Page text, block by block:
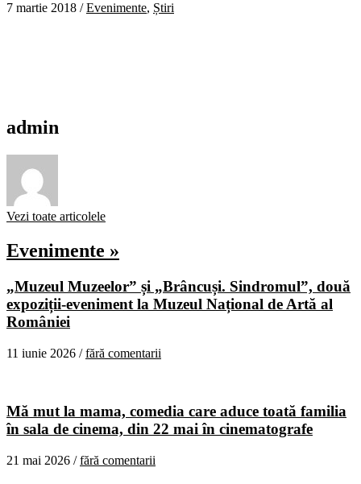
7 martie 2018 /Evenimente, Știri
admin
Vezi toate articolele
Evenimente »
„Muzeul Muzeelor” și „Brâncuși. Sindromul”, două
expoziții-eveniment la Muzeul Național de Artă al
României
11 iunie 2026 /fără comentarii
Mă mut la mama, comedia care aduce toată familia
în sala de cinema, din 22 mai în cinematografe
21 mai 2026 /fără comentarii